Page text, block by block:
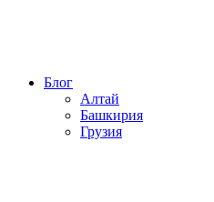
Блог
Алтай
Башкирия
Грузия